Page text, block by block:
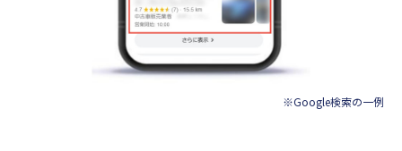
※Google検索の一例